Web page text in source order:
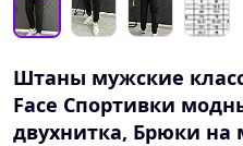
Штаны мужские
Face Спортивки
двухнитка, Брюки на